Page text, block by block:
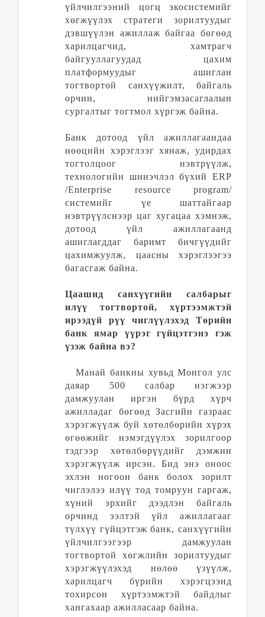
үйлчилгээний цогц экосистемийг
хөгжүүлэх стратеги зорилтуудыг
дэвшүүлэн ажиллаж байгаа бөгөөд
харилцагчид, хамтрагч
байгууллагуудад цахим
платформуудыг ашиглан
тогтвортой санхүүжилт, байгаль
орчин, нийгэмзасаглалын
сургалтыг тогтмол хүргэж байна.
Банк дотоод үйл ажиллагаандаа
нөөцийн хэрэглээг хянаж, удирдах
тогтолцоог нэвтрүүлж,
технологийн шинэчлэл бүхий ERP
/Enterprise resource program/
системийг үе шаттайгаар
нэвтрүүлснээр цаг хугацаа хэмнэж,
дотоод үйл ажиллагаанд
ашиглагддаг баримт бичгүүдийг
цахимжуулж, цаасны хэрэглээгээ
багасгаж байна.
Цаашид санхүүгийн салбарыг
илүү тогтвортой, хүртээмжтэй
ирээдүй рүү чиглүүлэхэд Төрийн
банк ямар үүрэг гүйцэтгэнэ гэж
үзэж байна вэ?
Манай банкны хувьд Монгол улс
даяар 500 салбар нэгжээр
дамжуулан иргэн бүрд хүрч
ажилладаг бөгөөд Засгийн газраас
хэрэгжүүлж буй хөтөлбөрийн хүрэх
өгөөжийг нэмэгдүүлэх зорилгоор
тэдгээр хөтөлбөрүүдийг дэмжин
хэрэгжүүлж ирсэн. Бид энэ оноос
эхлэн ногоон банк болох зорилт
чиглэлээ илүү тод томруун гаргаж,
хүний эрхийг дээдлэн байгаль
орчинд ээлтэй үйл ажиллагааг
түлхүү гүйцэтгэж банк, санхүүгийн
үйлчилгээгээр дамжуулан
тогтвортой хөгжлийн зорилтуудыг
хэрэгжүүлэхэд нөлөө үзүүлж,
харилцагч бүрийн хэрэгцээнд
тохирсон хүртээмжтэй байдлыг
хангахаар ажилласаар байна.